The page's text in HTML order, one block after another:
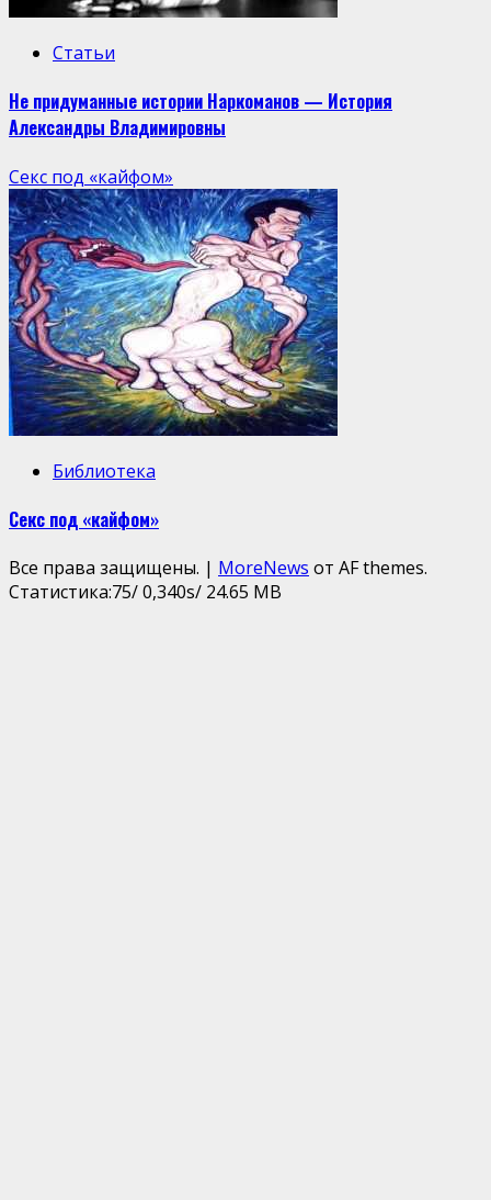
Статьи
Не придуманные истории Наркоманов — История
Александры Владимировны
Секс под «кайфом»
Библиотека
Секс под «кайфом»
Все права защищены. | MoreNews от AF themes.
Статистика:75/ 0,340s/ 24.65 MB